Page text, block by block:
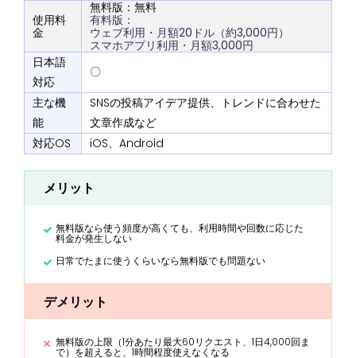
使用料
金
無料版：無料
有料版：
ウェブ利用・月額20ドル（約3,000円）
スマホアプリ利用・月額3,000円
日本語
対応
〇
主な機
能
SNSの投稿アイデア提供、トレンドに合わせた
文章作成など
対応OS
iOS、Android
メリット
無料版なら使う頻度が高くても、利用時間や回数に応じた
料金が発生しない
日常でたまに使うくらいなら無料版でも問題ない
デメリット
無料版の上限（1分あたり最大60リクエスト、1日4,000回ま
で）を超えると、1時間程度使えなくなる